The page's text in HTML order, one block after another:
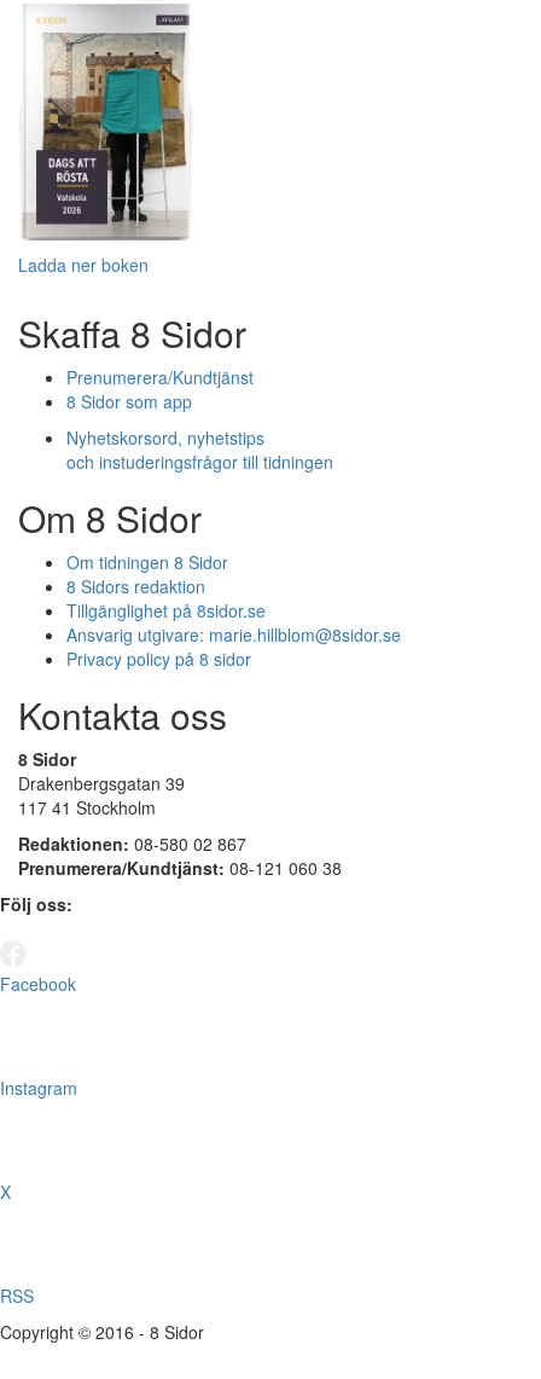
Ladda ner boken
Skaffa 8 Sidor
Prenumerera/Kundtjänst
8 Sidor som app
Nyhetskorsord, nyhetstips
och instuderingsfrågor till tidningen
Om 8 Sidor
Om tidningen 8 Sidor
8 Sidors redaktion
Tillgänglighet på 8sidor.se
Ansvarig utgivare: marie.hillblom@8sidor.se
Privacy policy på 8 sidor
Kontakta oss
8 Sidor
Drakenbergsgatan 39
117 41 Stockholm
Redaktionen: 08-580 02 867
Prenumerera/Kundtjänst: 08-121 060 38
Följ oss:
Facebook
Instagram
X
RSS
Copyright © 2016 - 8 Sidor